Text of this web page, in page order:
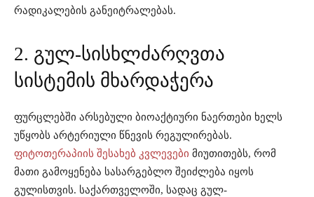
რადიკალების განეიტრალებას.
2. გულ-სისხლძარღვთა
სისტემის მხარდაჭერა
ფურცლებში არსებული ბიოაქტიური ნაერთები ხელს
უწყობს არტერიული წნევის რეგულირებას.
ფიტოთერაპიის შესახებ კვლევები მიუთითებს, რომ
მათი გამოყენება სასარგებლო შეიძლება იყოს
გულისთვის. საქართველოში, სადაც გულ-